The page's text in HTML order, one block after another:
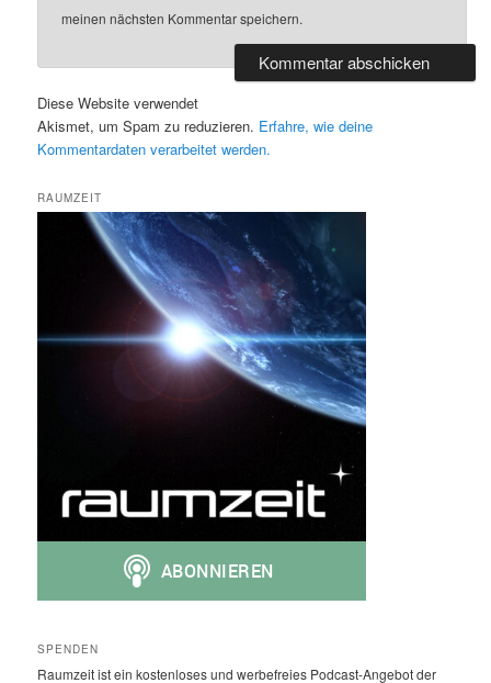
meinen nächsten Kommentar speichern.
Diese Website verwendet
Akismet, um Spam zu reduzieren. Erfahre, wie deine
Kommentardaten verarbeitet werden.
RAUMZEIT
SPENDEN
Raumzeit ist ein kostenloses und werbefreies Podcast-Angebot der